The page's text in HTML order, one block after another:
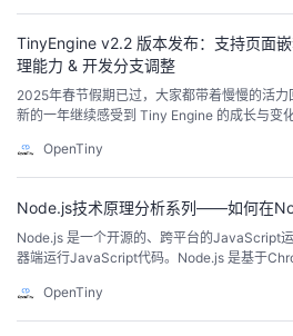
动
关
注
开
学
堂
的
我
支
持
我
调试能力分析到内置模块新增，从性能分析工
TinyEngine v2.2 版本发布：支持页面
理能力 & 开发分支调整
2025年春节假期已过，大家都带着慢慢的活
新的一年继续感受到 Tiny Engine 的成长与变
由，让开发者在构建复杂应用时更加得心应手
本的几大亮点与改进 v2.2.0变更特性概览页面
OpenTiny
Node.js技术原理分析系列——如何在
Node.js 是一个开源的、跨平台的JavaScript
器端运行JavaScript代码。Node.js 是基于
用、命令行工具等。本系列将分为9篇文章为
试能力分析到内置模块新增，从性能分析...
OpenTiny